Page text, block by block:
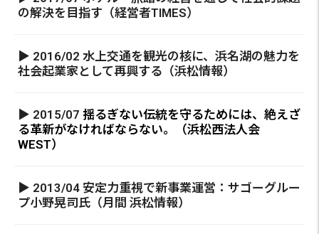
の解決を目指す（経営者TIMES）
▶ 2016/02 水上交通を観光の核に、浜名湖の魅力を
社会起業家として再興する（浜松情報）
▶ 2015/07 揺るぎない伝統を守るためには、絶えざ
る革新がなければならない。（浜松西法人会
WEST）
▶ 2013/04 安定力重視で新事業運営：サゴーグルー
プ小野晃司氏（月間 浜松情報）